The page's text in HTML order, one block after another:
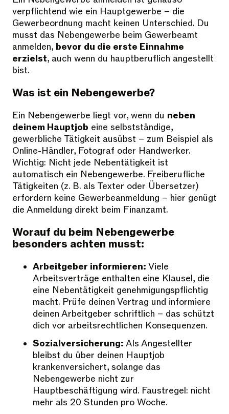
verpflichtend wie ein Hauptgewerbe – die
Gewerbeordnung macht keinen Unterschied. Du
musst das Nebengewerbe beim Gewerbeamt
anmelden, bevor du die erste Einnahme
erzielst, auch wenn du hauptberuflich angestellt
bist.
Was ist ein Nebengewerbe?
Ein Nebengewerbe liegt vor, wenn du neben
deinem Hauptjob eine selbstständige,
gewerbliche Tätigkeit ausübst – zum Beispiel als
Online-Händler, Fotograf oder Handwerker.
Wichtig: Nicht jede Nebentätigkeit ist
automatisch ein Nebengewerbe. Freiberufliche
Tätigkeiten (z. B. als Texter oder Übersetzer)
erfordern keine Gewerbeanmeldung – hier genügt
die Anmeldung direkt beim Finanzamt.
Worauf du beim Nebengewerbe
besonders achten musst:
Arbeitgeber informieren: Viele
Arbeitsverträge enthalten eine Klausel, die
eine Nebentätigkeit genehmigungspflichtig
macht. Prüfe deinen Vertrag und informiere
deinen Arbeitgeber schriftlich – das schützt
dich vor arbeitsrechtlichen Konsequenzen.
Sozialversicherung: Als Angestellter
bleibst du über deinen Hauptjob
krankenversichert, solange das
Nebengewerbe nicht zur
Hauptbeschäftigung wird. Faustregel: nicht
mehr als 20 Stunden pro Woche.